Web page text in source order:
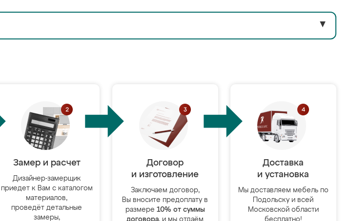
▼
Замер и расчет
Дизайнер-замерщик
приедет к Вам с каталогом
материалов,
проведёт детальные
замеры,
Договор
и изготовление
Заключаем договор,
Вы вносите предоплату в
размере 10% от суммы
договора, и мы отдаём
Доставка
и установка
Мы доставляем мебель по
Подольску и всей
Московской области
бесплатно!